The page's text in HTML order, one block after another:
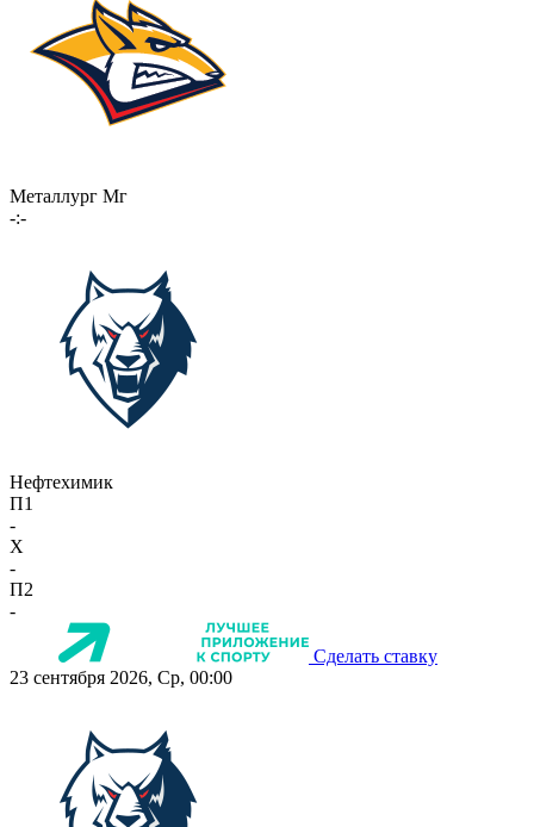
Металлург Мг
-:-
Нефтехимик
П1
-
X
-
П2
-
Сделать ставку
23 сентября 2026, Ср, 00:00